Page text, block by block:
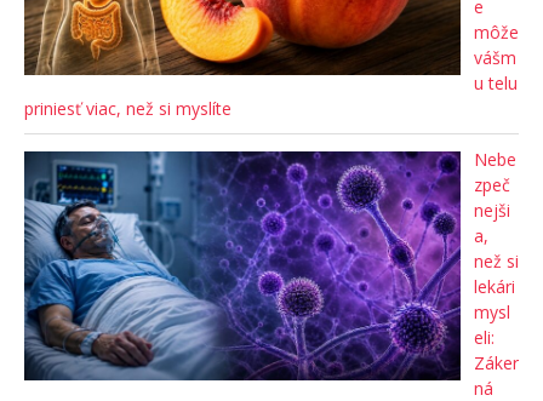
e
môže
vášm
u telu
priniesť viac, než si myslíte
Nebe
zpeč
nejši
a,
než si
lekári
mysl
eli:
Záker
ná